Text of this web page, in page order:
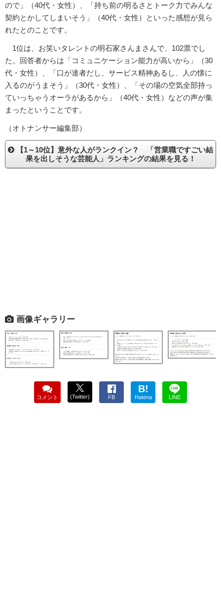
ので」（40代・女性）、「持ち前の明るさとトーク力でみんな
契約とかしてしまいそう」（40代・女性）といった感想が見ら
れたとのことです。
1位は、お笑いタレントの明石家さんまさんで、102票でし
た。回答者からは「コミュニケーション能力が高いから」（30
代・女性）、「口が達者だし、サービス精神あるし、人の懐に
入るのがうまそう」（30代・女性）、「その場の空気全部持っ
ていっちゃうオーラがあるから」（40代・女性）などの声が集
まったということです。
（オトナンサー編集部）
【1～10位】意外な人がランクイン？ 「営業職ですごい結
果を出しそうな芸能人」ランキングの結果を見る！
画像ギャラリー
コメント (Twitter) FB
B!
Hatena LINE